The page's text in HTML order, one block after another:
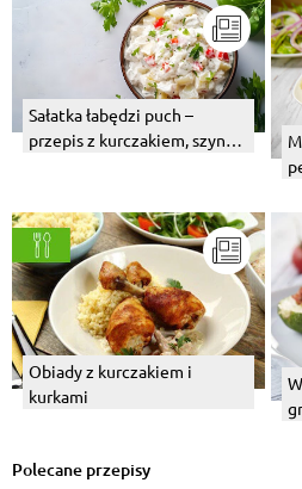
Sałatka łabędzi puch –
przepis z kurczakiem, szynką
Obiady z kurczakiem i
kurkami
Polecane przepisy